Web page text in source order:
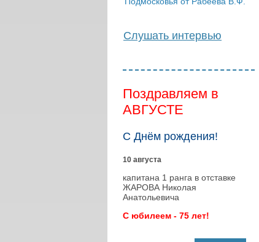
Слушать интервью
Поздравляем в
АВГУСТЕ
С Днём рождения!
10 августа
капитана 1 ранга в отставке
ЖАРОВА Николая
Анатольевича
С юбилеем - 75 лет!